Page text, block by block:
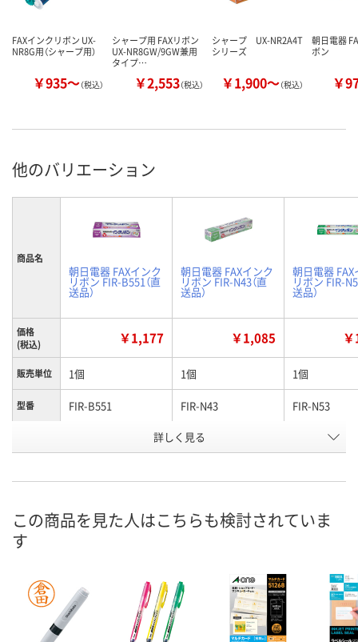
FAXインクリボン UX-
NR8G用（シャープ用）
￥935～（税込）
シャープ用 FAXリボン
UX-NR8GW/9GW兼用
タイプ…
￥2,553（税込）
シャープ UX-NR2A4T
シリーズ
￥1,900～（税込）
朝日電器
ボン
￥
他のバリエーション
商品名
朝日電器 FAXインク
リボン FIR-B551（直
送品）
朝日電器 FAXインク
リボン FIR-N43（直
送品）
朝日電器
リボン FIR-
送品）
価格
(税込)
￥1,177 ￥1,085
販売単位 1個 1個 1個
型番 FIR-B551 FIR-N43 FIR-N53
P304055 P304057
8月25日（火）
カゴへ カゴへ カ
詳しく見る
この商品を見た人はこちらも検討されていま
す